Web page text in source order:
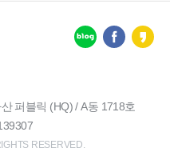
퍼블릭 (HQ) / A동 1718호
RESERVED.